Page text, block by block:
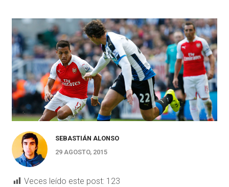
SEBASTIÁN ALONSO
29 AGOSTO, 2015
Veces leído este post: 123